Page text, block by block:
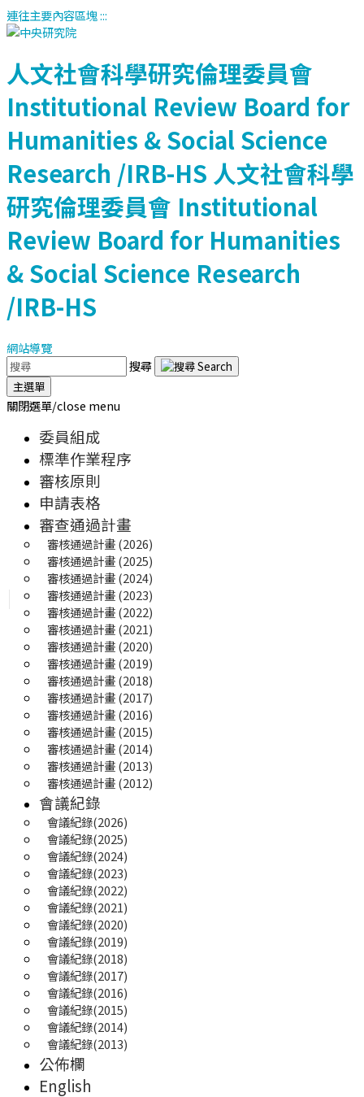
連往主要內容區塊:::
人文社會科學研究倫理委員會
Institutional Review Board for
Humanities & Social Science
Research /IRB-HS 人文社會科學
研究倫理委員會 Institutional
Review Board for Humanities
& Social Science Research
/IRB-HS
網站導覽
搜尋
主選單
關閉選單/close menu
委員組成
標準作業程序
審核原則
申請表格
審查通過計畫
審核通過計畫 (2026)
審核通過計畫 (2025)
審核通過計畫 (2024)
審核通過計畫 (2023)
審核通過計畫 (2022)
審核通過計畫 (2021)
審核通過計畫 (2020)
審核通過計畫 (2019)
審核通過計畫 (2018)
審核通過計畫 (2017)
審核通過計畫 (2016)
審核通過計畫 (2015)
審核通過計畫 (2014)
審核通過計畫 (2013)
審核通過計畫 (2012)
會議紀錄
會議紀錄(2026)
會議紀錄(2025)
會議紀錄(2024)
會議紀錄(2023)
會議紀錄(2022)
會議紀錄(2021)
會議紀錄(2020)
會議紀錄(2019)
會議紀錄(2018)
會議紀錄(2017)
會議紀錄(2016)
會議紀錄(2015)
會議紀錄(2014)
會議紀錄(2013)
公佈欄
English